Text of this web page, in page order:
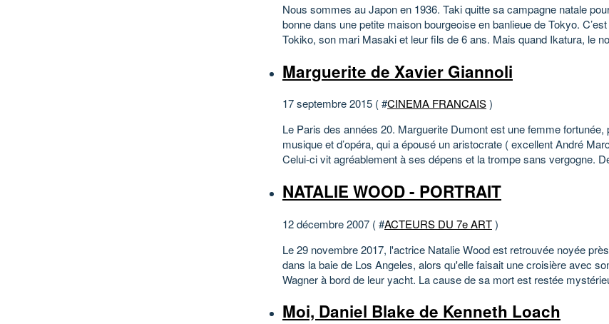
Nous sommes au Japon en 1936. Taki quitte sa campagne natale
bonne dans une petite maison bourgeoise en banlieue de Tokyo.
Tokiko, son mari Masaki et leur fils de 6 ans. Mais quand Ikatura, le
Marguerite de Xavier Giannoli
17 septembre 2015 ( #CINEMA FRANCAIS)
Le Paris des années 20. Marguerite Dumont est une femme fortunée,
musique et d’opéra, qui a épousé un aristocrate ( excellent André
Celui-ci vit agréablement à ses dépens et la trompe sans vergogne.
NATALIE WOOD - PORTRAIT
12 décembre 2007 ( #ACTEURS DU 7e ART)
Le 29 novembre 2017, l'actrice Natalie Wood est retrouvée noyée
dans la baie de Los Angeles, alors qu'elle faisait une croisière avec
Wagner à bord de leur yacht. La cause de sa mort est restée
Moi, Daniel Blake de Kenneth Loach